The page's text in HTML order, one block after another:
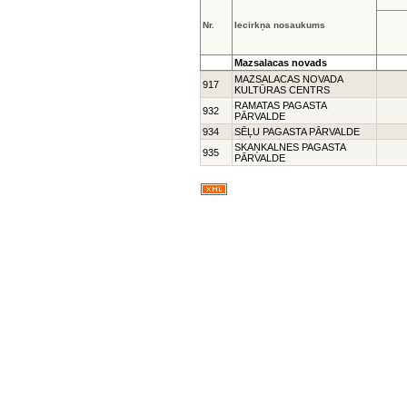
Nr. Iecirkņa nosaukums
Mazsalacas novads
917
MAZSALACAS NOVADA
KULTŪRAS CENTRS
932
RAMATAS PAGASTA
PĀRVALDE
934
SĒĻU PAGASTA PĀRVALDE
935
SKAŅKALNES PAGASTA
PĀRVALDE